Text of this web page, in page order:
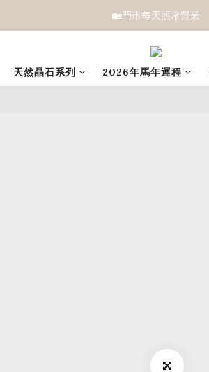
🏡門市每天照常營業
天然晶石系列 2026年馬年運程